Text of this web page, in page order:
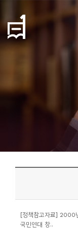
[정책참고자료] 2000
국민연대 창..
지
사